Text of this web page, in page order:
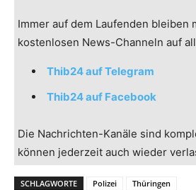
Immer auf dem Laufenden bleiben
kostenlosen News-Channeln auf
Thib24 auf Telegram
Thib24 auf Facebook
Die Nachrichten-Kanäle sind
können jederzeit auch wieder
SCHLAGWORTE Polizei Thüringen